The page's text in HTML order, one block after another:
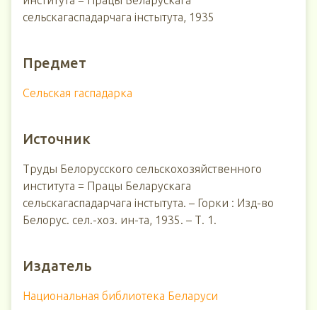
сельскагаспадарчага інстытута, 1935
Предмет
Сельская гаспадарка
Источник
Труды Белорусского сельскохозяйственного
института = Працы Беларускага
сельскагаспадарчага інстытута. – Горки : Изд-во
Белорус. сел.-хоз. ин-та, 1935. – Т. 1.
Издатель
Национальная библиотека Беларуси